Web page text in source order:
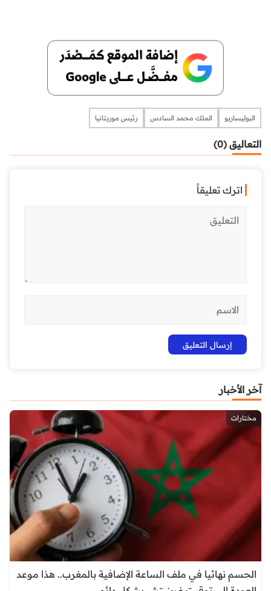
البوليساريو الملك محمد السادس رئيس موريتانيا
التعاليق (0)
اترك تعليقاً
آخر الأخبار
مختارات
الحسم نهائيا في ملف الساعة الإضافية بالمغرب.. هذا موعد